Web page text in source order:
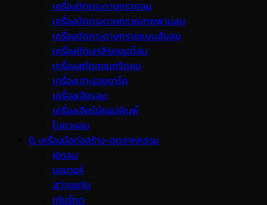
เครื่องขัดกระดาษทรายลม
เครื่องขัดกระดาษทรายสายพานลม
เครื่องขัดกระดาษทรายแบบสั่นลม
เครื่องขัดเงาสีรถยนต์ลม
เครื่องสกัดคอนกรีตลม
เครื่องเจาะรอยอาร์ค
เครื่องเจียรลม
เครื่องเจียร์นัยแม่พิมพ์
ไขควงลม
D. เครื่องมือก่อสร้าง-อุตสาหกรรม
พ้ดลม
มอเตอร์
สว่านแท่น
เกียร์ทด